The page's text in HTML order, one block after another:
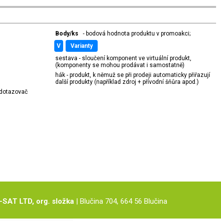
Body/ks
- bodová hodnota produktu v promoakci;
v
varianty
sestava - sloučení komponent ve virtuální produkt,
(komponenty se mohou prodávat i samostatně)
hák - produkt, k němuž se při prodeji automaticky přiřazují
další produkty (například zdroj + přívodní šňůra apod.)
SAT LTD, org. složka | Blučina 704, 664 56 Blučina